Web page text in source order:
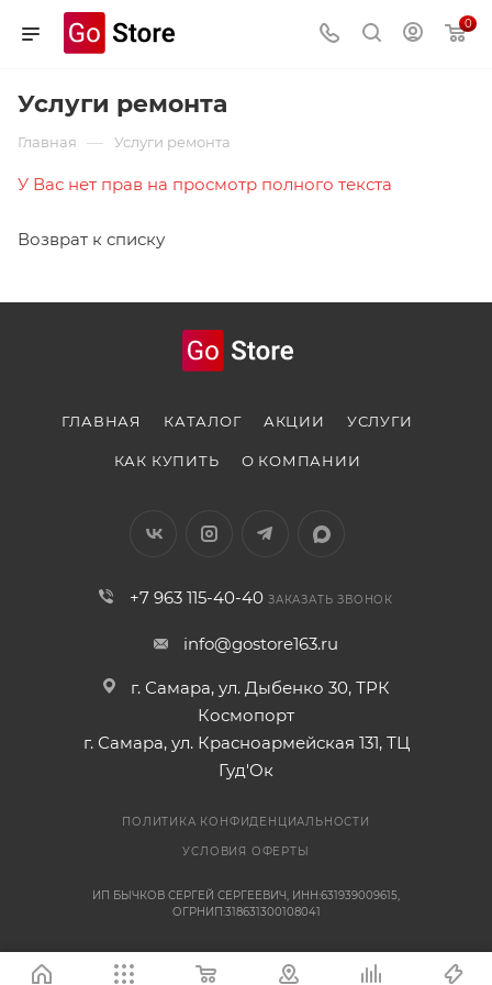
0
Услуги ремонта
Главная — Услуги ремонта
У Вас нет прав на просмотр полного текста
Возврат к списку
ГЛАВНАЯ КАТАЛОГ АКЦИИ УСЛУГИ
КАК КУПИТЬ О КОМПАНИИ
+7 963 115-40-40 ЗАКАЗАТЬ ЗВОНОК
info@gostore163.ru
г. Самара, ул. Дыбенко 30, ТРК
Космопорт
г. Самара, ул. Красноармейская 131, ТЦ
Гуд'Ок
ПОЛИТИКА КОНФИДЕНЦИАЛЬНОСТИ
УСЛОВИЯ ОФЕРТЫ
ИП БЫЧКОВ СЕРГЕЙ СЕРГЕЕВИЧ, ИНН:631939009615,
ОГРНИП:318631300108041